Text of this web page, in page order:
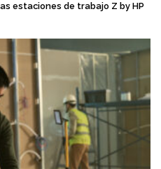
estaciones de trabajo Z by HP